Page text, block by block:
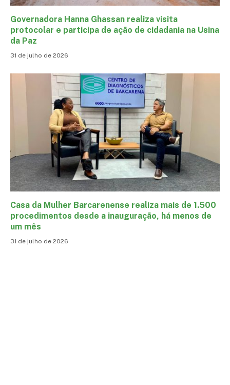
Governadora Hanna Ghassan realiza visita
protocolar e participa de ação de cidadania na Usina
da Paz
31 de julho de 2026
Casa da Mulher Barcarenense realiza mais de 1.500
procedimentos desde a inauguração, há menos de
um mês
31 de julho de 2026